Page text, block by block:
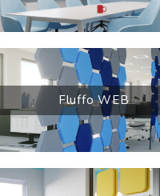
Fluffo WEB